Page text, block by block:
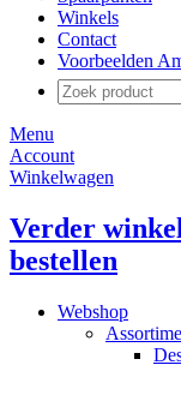
Winkels
Contact
Voorbeelden
Menu
Account
Winkelwagen
Verder
bestellen
Webshop